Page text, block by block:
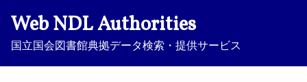
Web NDL Authorities
国立国会図書館典拠データ検索・提供サービス